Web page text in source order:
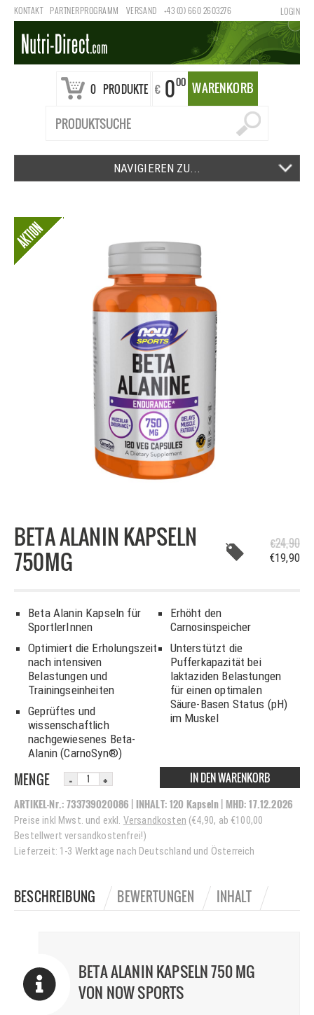
KONTAKT PARTNERPROGRAMM VERSAND +43 (0) 660 2603276 LOGIN
0 PRODUKTE € 000 WARENKORB
NAVIGIEREN ZU...
BETA ALANIN KAPSELN
750MG
€24,90
€19,90
Beta Alanin Kapseln für
SportlerInnen
Optimiert die Erholungszeit
nach intensiven
Belastungen und
Trainingseinheiten
Geprüftes und
wissenschaftlich
nachgewiesenes Beta-
Alanin (CarnoSyn®)
Erhöht den
Carnosinspeicher
Unterstützt die
Pufferkapazität bei
laktaziden Belastungen
für einen optimalen
Säure-Basen Status (pH)
im Muskel
MENGE IN DEN WARENKORB
ARTIKEL-Nr.:733739020086 | INHALT:120 Kapseln| MHD:17.12.2026
Preise inkl Mwst. und exkl. Versandkosten (€4,90, ab €100,00
Bestellwert versandkostenfrei!)
Lieferzeit: 1-3 Werktage nach Deutschland und Österreich
BESCHREIBUNG BEWERTUNGEN INHALT
BETA ALANIN KAPSELN 750 MG
VON NOW SPORTS